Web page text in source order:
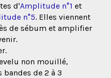
d'Amplitude n°1 et
n°5. Elles viennent
de sébum et amplifier
non mouillé,
de 2 à 3